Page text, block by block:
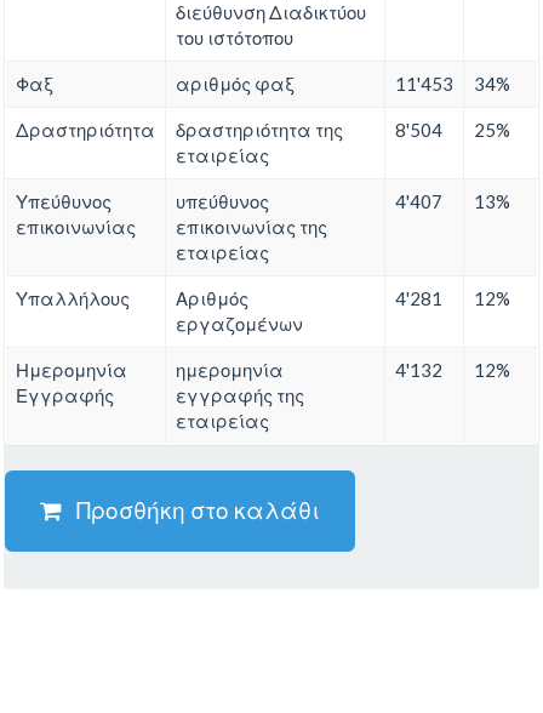
διεύθυνση Διαδικτύου
του ιστότοπου
Φαξ αριθμός φαξ 11'453 34%
Δραστηριότητα
δραστηριότητα της
εταιρείας
8'504 25%
Υπεύθυνος
επικοινωνίας
υπεύθυνος
επικοινωνίας της
εταιρείας
4'407 13%
Υπαλλήλους
Αριθμός
εργαζομένων
4'281 12%
Ημερομηνία
Εγγραφής
ημερομηνία
εγγραφής της
εταιρείας
4'132 12%
Προσθήκη στο καλάθι